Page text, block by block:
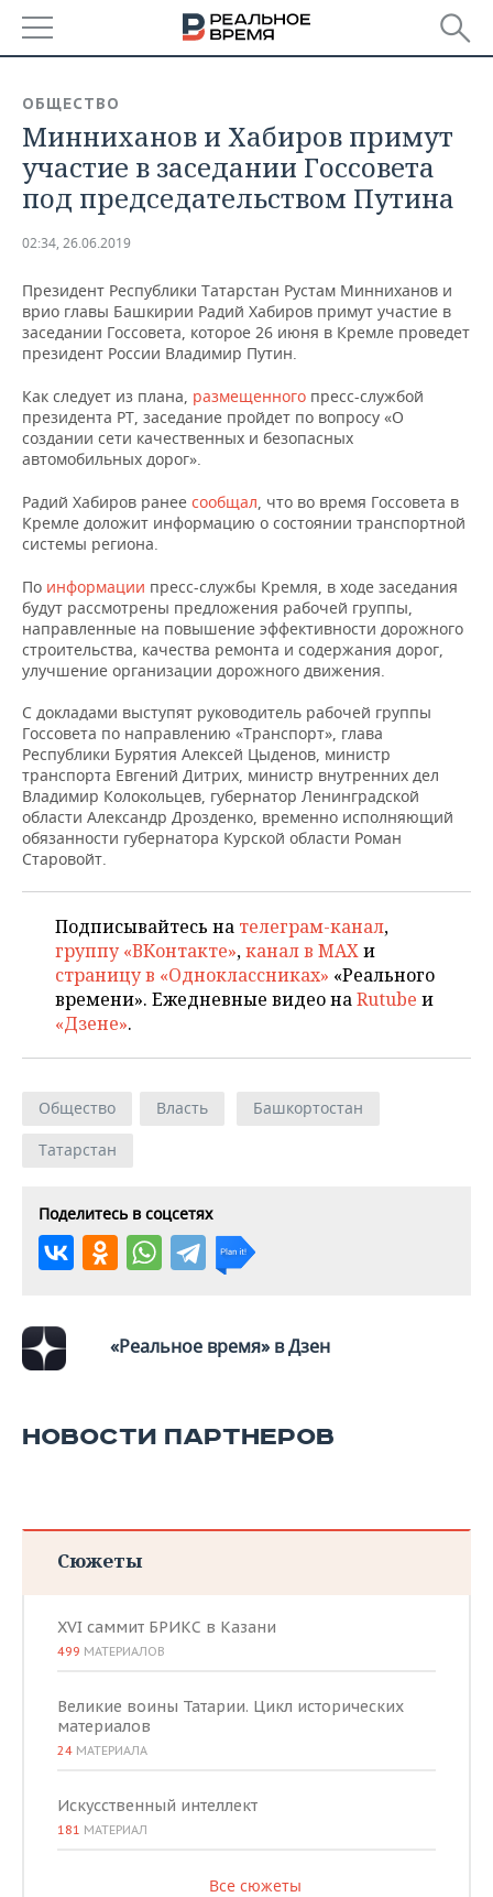
БАШКОРТОСТАН
ТАТАРСТАН
НОВОСТИ
АНАЛИТИКА
ДЕКЛАРАЦИИ О ДОХОДАХ
КОРОЛИ ГОСЗАКАЗА ПФО
КОМУ ПРИНАДЛЕЖАТ
ТОРГОВЫЕ ЦЕНТРЫ
ТАТАРСТАНА
НОВОСТИ ЭКОНОМИКИ
ФИНАНСЫ
БЮДЖЕТ
ПРОМЫШЛЕННОСТЬ
НОВОСТИ
ПРОМЫШЛЕННОСТИ
АГРОПРОМ
МАШИНОСТРОЕНИЕ
НЕФТЕХИМИЯ
НЕФТЬ
ОПК
ЭНЕРГЕТИКА
НЕДВИЖИМОСТЬ
НОВОСТИ АВТО
БИЗНЕС
РОЗНИЧНАЯ ТОРГОВЛЯ
ТРАНСПОРТ
УСЛУГИ
НОВОСТИ ТЕХНОЛОГИЙ
IT
МЕДИА
ТЕЛЕКОММУНИКАЦИИ
МЕРОПРИЯТИЯ
НОВОСТИ МЕРОПРИЯТИЙ
ВЫЕЗДНАЯ РЕДАКЦИЯ
БИЗНЕС-БРАНЧИ
ONLINE-КОНФЕРЕНЦИИ
ОТКРЫТАЯ ЛЕКЦИЯ
СПОРТ
НОВОСТИ СПОРТА
ФУТБОЛ
ХОККЕЙ
БАСКЕТБОЛ
ВОЛЕЙБОЛ
КИБЕРСПОРТ
ФИГУРНОЕ КАТАНИЕ
ВОДНЫЕ ВИДЫ СПОРТА
ХОККЕЙ С МЯЧОМ
ОБЩЕСТВО
НОВОСТИ ОБЩЕСТВА
ВЛАСТЬ
ИНФРАСТРУКТУРА
ИСТОРИЯ
КУЛЬТУРА
МЕДИЦИНА
ОБРАЗОВАНИЕ
ПРОИСШЕСТВИЯ
СЮЖЕТЫ
СПРАВОЧНИК
СПИСОК ПЕРСОН
СПИСОК КОМПАНИЙ
ПОЛНАЯ ВЕРСИЯ
ОБЩЕСТВО
Минниханов и Хабиров примут
участие в заседании Госсовета
под председательством Путина
02:34, 26.06.2019
Президент Республики Татарстан Рустам Минниханов и
врио главы Башкирии Радий Хабиров примут участие в
заседании Госсовета, которое 26 июня в Кремле проведет
президент России Владимир Путин.
Как следует из плана, размещенного пресс-службой
президента РТ, заседание пройдет по вопросу «О
создании сети качественных и безопасных
автомобильных дорог».
Радий Хабиров ранее сообщал, что во время Госсовета в
Кремле доложит информацию о состоянии транспортной
системы региона.
По информации пресс-службы Кремля, в ходе заседания
будут рассмотрены предложения рабочей группы,
направленные на повышение эффективности дорожного
строительства, качества ремонта и содержания дорог,
улучшение организации дорожного движения.
С докладами выступят руководитель рабочей группы
Госсовета по направлению «Транспорт», глава
Республики Бурятия Алексей Цыденов, министр
транспорта Евгений Дитрих, министр внутренних дел
Владимир Колокольцев, губернатор Ленинградской
области Александр Дрозденко, временно исполняющий
обязанности губернатора Курской области Роман
Старовойт.
Подписывайтесь на телеграм-канал,
группу «ВКонтакте»,канал в MAXи
страницу в «Одноклассниках» «Реального
времени». Ежедневные видео наRutube и
«Дзене».
Общество Власть
Башкортостан
Татарстан
Поделитесь в соцсетях
«Реальное время» в Дзен
НОВОСТИ ПАРТНЕРОВ
Сюжеты
XVI саммит БРИКС в Казани
499 МАТЕРИАЛОВ
Великие воины Татарии. Цикл исторических
материалов
24 МАТЕРИАЛА
Искусственный интеллект
181 МАТЕРИАЛ
Все сюжеты